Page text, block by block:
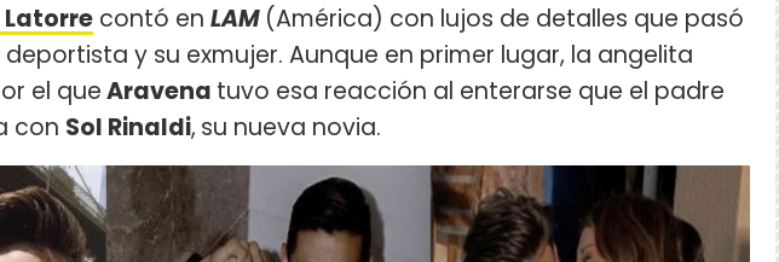
contó en LAM (América) con lujos de detalles que pasó
y su exmujer. Aunque en primer lugar, la angelita
el queAravena tuvo esa reacción al enterarse que el padre
con Sol Rinaldi, su nueva novia.